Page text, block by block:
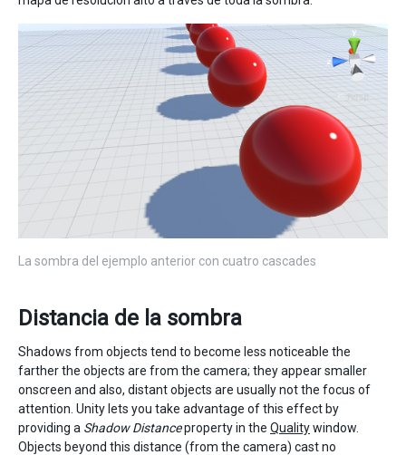
La sombra del ejemplo anterior con cuatro cascades
Distancia de la sombra
Shadows from objects tend to become less noticeable the
farther the objects are from the camera; they appear smaller
onscreen and also, distant objects are usually not the focus of
attention. Unity lets you take advantage of this effect by
providing a Shadow Distanceproperty in the Qualitywindow.
Objects beyond this distance (from the camera) cast no